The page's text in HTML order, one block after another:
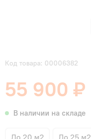
Код товара: 00006382
55 900 ₽
В наличии на складе